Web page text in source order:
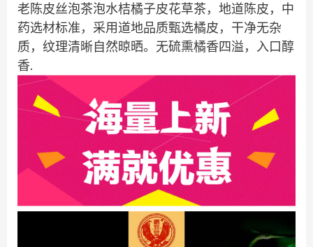
老陈皮丝泡茶泡水桔橘子皮花草茶，地道陈皮，中
药选材标准，采用道地品质甄选橘皮，干净无杂
质，纹理清晰自然晾晒。无硫熏橘香四溢，入口醇
香.